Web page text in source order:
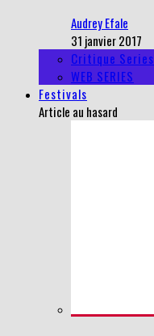
Audrey Efale
31 janvier 2017
Critique Series
WEB SERIES
Festivals
Article au hasard